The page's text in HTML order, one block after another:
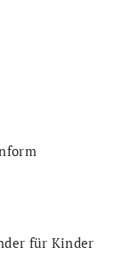
für Kinder